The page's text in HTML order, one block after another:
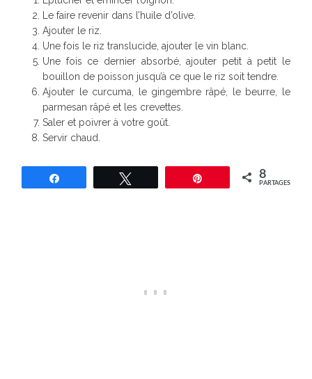
Le faire revenir dans l’huile d’olive.
Ajouter le riz.
Une fois le riz translucide, ajouter le vin blanc.
Une fois ce dernier absorbé, ajouter petit à petit le
bouillon de poisson jusqu’à ce que le riz soit tendre.
Ajouter le curcuma, le gingembre râpé, le beurre, le
parmesan râpé et les crevettes.
Saler et poivrer à votre goût.
Servir chaud.
Épingle 8
PARTAGES